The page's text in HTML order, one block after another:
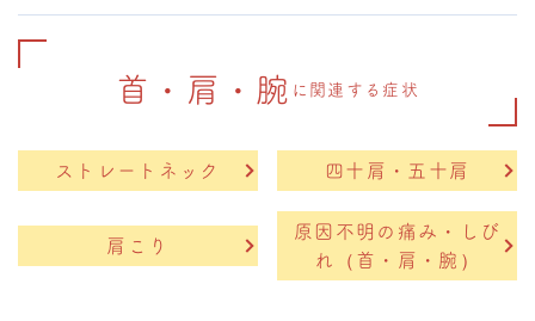
首・肩・腕 に関連する症状
ストレートネック 四十肩・五十肩
肩こり
原因不明の痛み・しび
れ（首・肩・腕）